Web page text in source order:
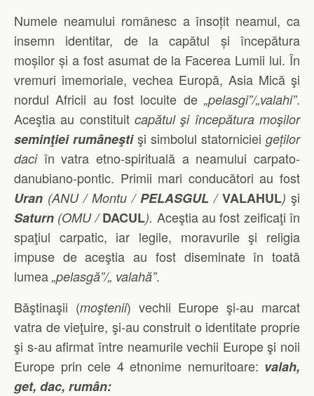
Numele neamului românesc a însoțit neamul, ca
insemn identitar, de la capătul și începătura
moșilor și a fost asumat de la Facerea Lumii lui. În
vremuri imemoriale, vechea Europă, Asia Mică şi
nordul Africii au fost locuite de „pelasgi”/„valahi”.
Aceştia au constituit capătul şi începătura moşilor
seminţiei rumâneştişi simbolul statorniciei geților
daciîn vatra etno-spirituală a neamului carpato-
danubiano-pontic. Primii mari conducători au fost
Uran (ANU / Montu / PELASGUL / VALAHUL) şi
Saturn (OMU /DACUL). Aceştia au fost zeificaţi în
spaţiul carpatic, iar legile, moravurile şi religia
impuse de aceştia au fost diseminate în toată
lumea „pelasgă”/„ valahă”.
Băştinaşii (moştenii) vechii Europe şi-au marcat
vatra de vieţuire, şi-au construit o identitate proprie
şi s-au afirmat între neamurile vechii Europe şi noii
Europe prin cele 4 etnonime nemuritoare: valah,
get, dac, rumân: